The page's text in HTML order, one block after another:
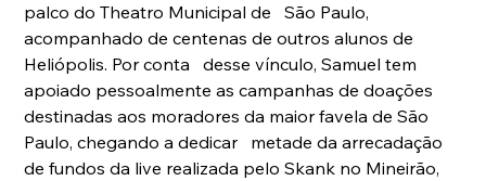
palco do Theatro Municipal de   São Paulo,
acompanhado de centenas de outros alunos de
Heliópolis. Por conta   desse vínculo, Samuel tem
apoiado pessoalmente as campanhas de doações
destinadas aos moradores da maior favela de São
Paulo, chegando a dedicar   metade da arrecadação
de fundos da live realizada pelo Skank no Mineirão,